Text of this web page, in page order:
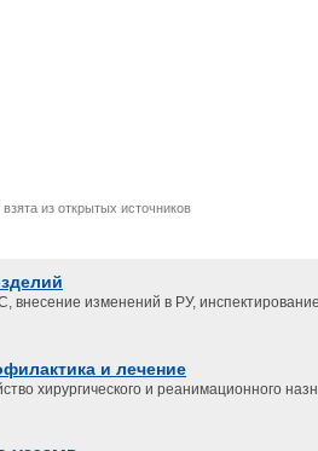
взята из открытых источников
внесение изменений в РУ,
и лечение
хирургического и реанимационного